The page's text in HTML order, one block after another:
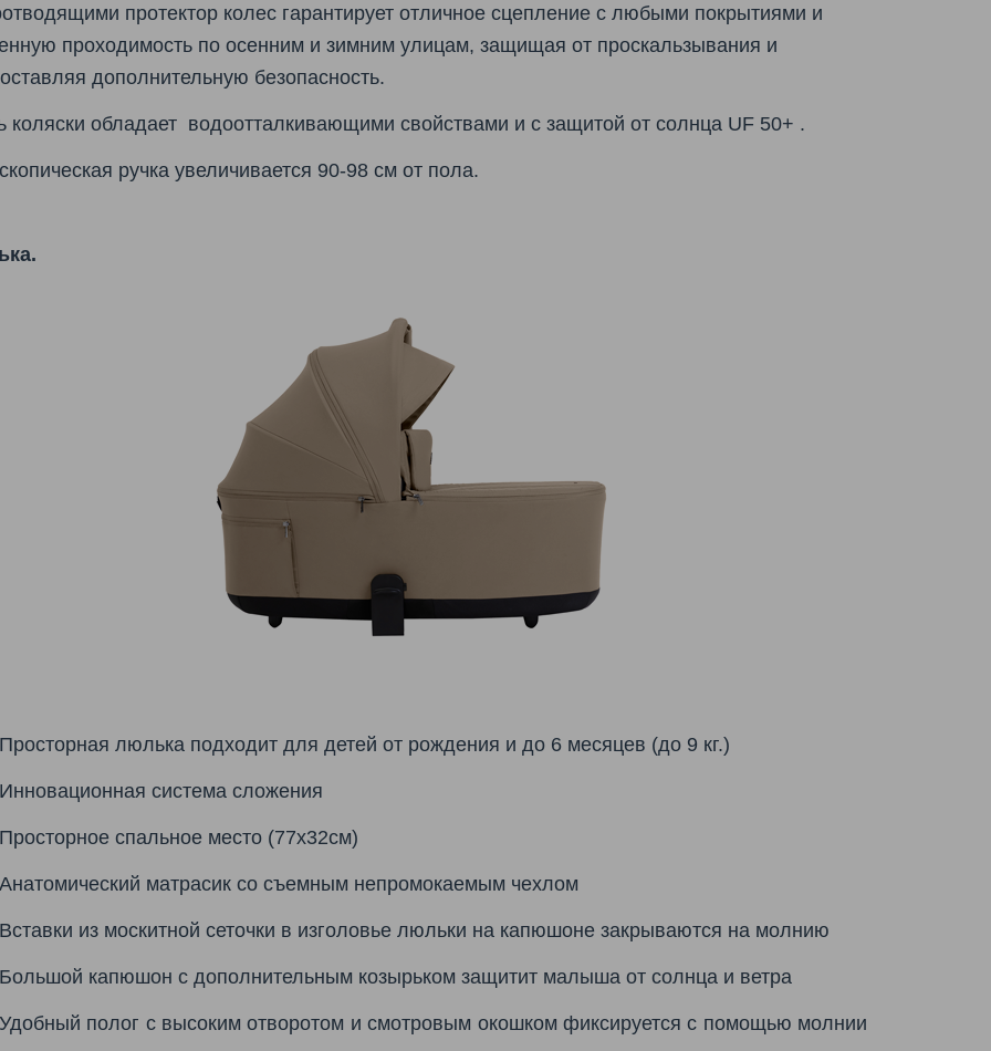
протектор колес гарантирует отличное сцепление с любыми покрытиями и
проходимость по осенним и зимним улицам, защищая от проскальзывания и
дополнительную безопасность.
коляски обладает водоотталкивающими свойствами и с защитой от солнца UF 50+ .
ручка увеличивается 90-98 см от пола.
Просторная люлька подходит для детей от рождения и до 6 месяцев (до 9 кг.)
Инновационная система сложения
Просторное спальное место (77х32см)
Анатомический матрасик со съемным непромокаемым чехлом
Вставки из москитной сеточки в изголовье люльки на капюшоне закрываются на молнию
Большой капюшон с дополнительным козырьком защитит малыша от солнца и ветра
Удобный полог с высоким отворотом и смотровым окошком фиксируется с помощью молнии